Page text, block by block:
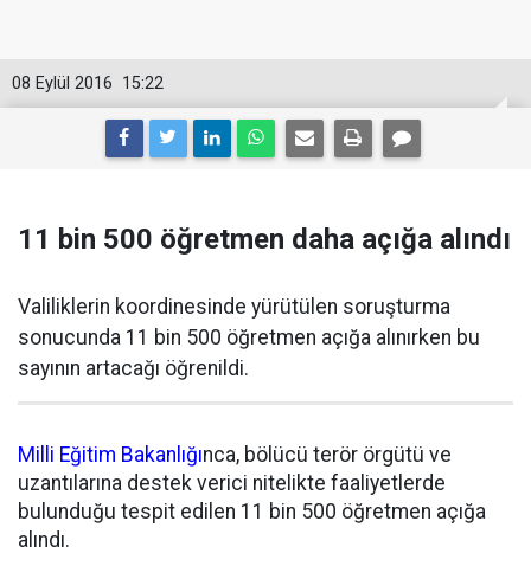
15:22
08 Eylül 2016
11 bin 500 öğretmen daha açığa alındı
Valiliklerin koordinesinde yürütülen soruşturma
sonucunda 11 bin 500 öğretmen açığa alınırken bu
sayının artacağı öğrenildi.
Milli Eğitim Bakanlığınca, bölücü terör örgütü ve
uzantılarına destek verici nitelikte faaliyetlerde
bulunduğu tespit edilen 11 bin 500 öğretmen açığa
alındı.